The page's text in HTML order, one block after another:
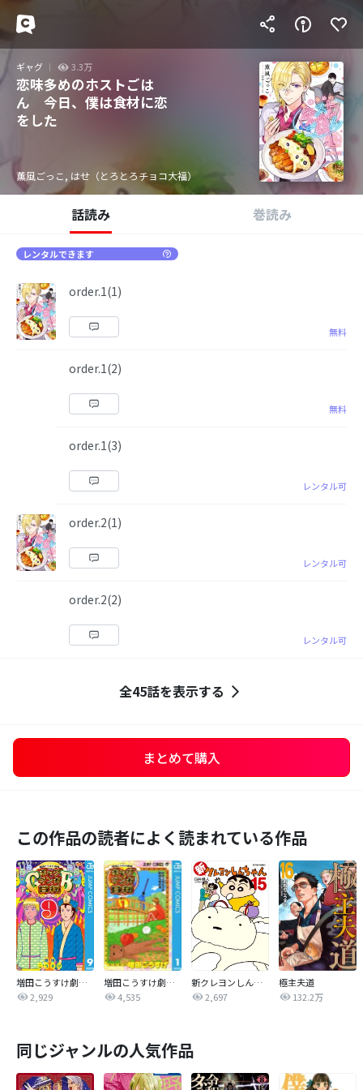
ギャグ 3.3万
恋味多めのホストごは
ん 今日、僕は食材に恋
をした
薫風ごっこ, はせ（とろとろチョコ大福）
話読み 巻読み
レンタルできます
order.1(1)
無料
order.1(2)
無料
order.1(3)
レンタル可
order.2(1)
レンタル可
order.2(2)
レンタル可
全45話を表示する
まとめて購入
この作品の読者によく読まれている作品
増田こうすけ劇場 ギャグマンガ日和GB
2,929
増田こうすけ劇場 ギャグマンガ日和
4,535
新クレヨンしんちゃん
2,697
極主夫道
132.2万
同じジャンルの人気作品